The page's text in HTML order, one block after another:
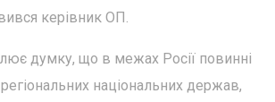
керівник ОП.
думку, що в межах Росії повинні
національних держав,